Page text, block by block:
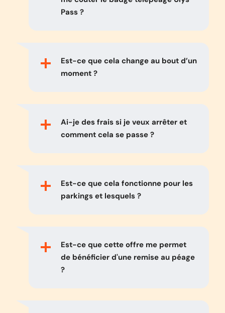
Pass ?
Est-ce que cela change au bout d’un
moment ?
Ai-je des frais si je veux arrêter et
comment cela se passe ?
Est-ce que cela fonctionne pour les
parkings et lesquels ?
Est-ce que cette offre me permet
de bénéficier d'une remise au péage
?